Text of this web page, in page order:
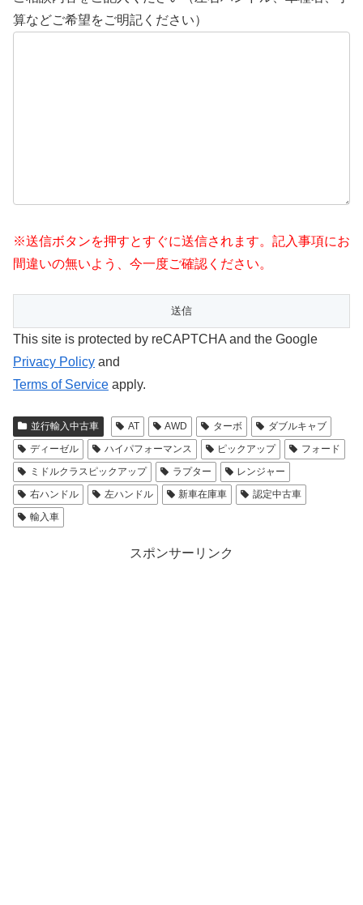
算などご希望をご明記ください）
※送信ボタンを押すとすぐに送信されます。記入事項にお
間違いの無いよう、今一度ご確認ください。
This site is protected by reCAPTCHA and the Google
Privacy Policy and
Terms of Service apply.
並行輸入中古車 AT AWD ターボ
ダブルキャブ
ディーゼル
ハイパフォーマンス ピックアップ
フォード
ミドルクラスピックアップ
ラプター
レンジャー
右ハンドル
左ハンドル 新車在庫車
認定中古車
輸入車
スポンサーリンク